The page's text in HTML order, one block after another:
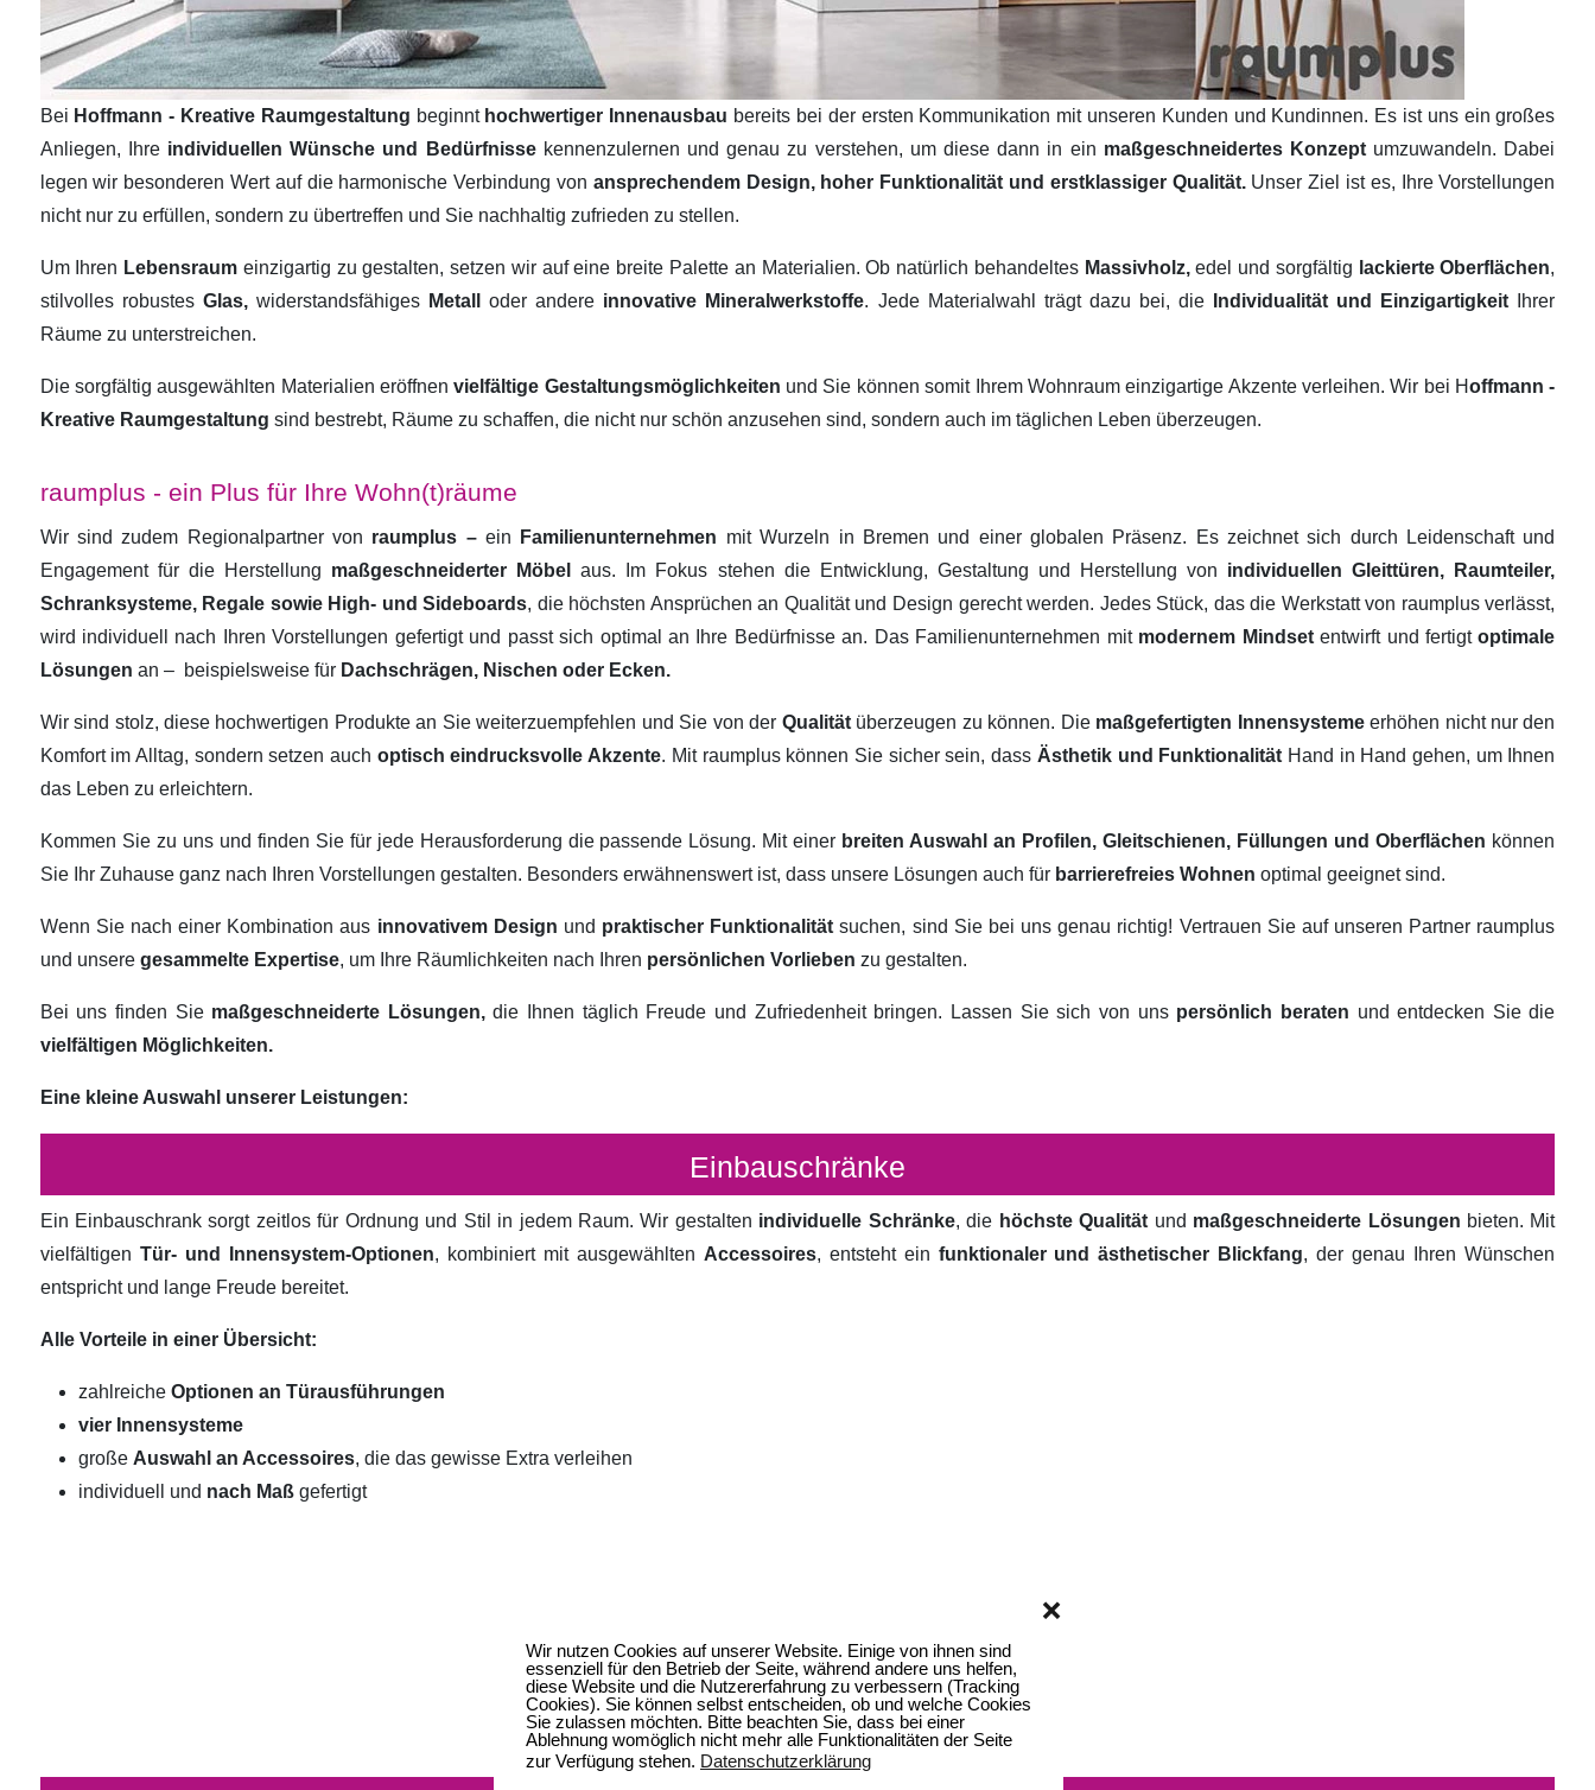
Wir nutzen Cookies auf unserer Website. Einige von ihnen sind
essenziell für den Betrieb der Seite, während andere uns helfen,
diese Website und die Nutzererfahrung zu verbessern (Tracking
Cookies). Sie können selbst entscheiden, ob und welche Cookies
Sie zulassen möchten. Bitte beachten Sie, dass bei einer
Ablehnung womöglich nicht mehr alle Funktionalitäten der Seite
zur Verfügung stehen. Datenschutzerklärung
❌
Bei Hoffmann - Kreative Raumgestaltung beginnt hochwertiger Innenausbau bereits bei der ersten Kommunikation mit unseren Kunden und Kundinnen. Es ist uns ein großes
Anliegen, Ihre individuellen Wünsche und Bedürfnisse kennenzulernen und genau zu verstehen, um diese dann in ein maßgeschneidertes Konzept umzuwandeln. Dabei
legen wir besonderen Wert auf die harmonische Verbindung von ansprechendem Design, hoher Funktionalität und erstklassiger Qualität.Unser Ziel ist es, Ihre Vorstellungen
nicht nur zu erfüllen, sondern zu übertreffen und Sie nachhaltig zufrieden zu stellen.
Um Ihren Lebensraum einzigartig zu gestalten, setzen wir auf eine breite Palette an Materialien. Ob natürlich behandeltes Massivholz,edel und sorgfältig lackierte Oberflächen,
stilvolles robustes Glas,widerstandsfähiges Metalloder andere innovative Mineralwerkstoffe. Jede Materialwahl trägt dazu bei, die Individualität und Einzigartigkeit
Ihrer
Räume zu unterstreichen.
Die sorgfältig ausgewählten Materialien eröffnenvielfältige Gestaltungsmöglichkeiten und Sie können somit Ihrem Wohnraum einzigartige Akzente verleihen. Wir bei Hoffmann -
Kreative Raumgestaltung sind bestrebt, Räume zu schaffen, die nicht nur schön anzusehen sind, sondern auch im täglichen Leben überzeugen.
raumplus - ein Plus für Ihre Wohn(t)räume
Wir sind zudem Regionalpartner von raumplus –ein Familienunternehmen mit Wurzeln in Bremen und einer globalen Präsenz. Es zeichnet sich durch Leidenschaft und
Engagement für die Herstellung maßgeschneiderter Möbelaus. Im Fokus stehen die Entwicklung, Gestaltung und Herstellung von individuellen Gleittüren, Raumteiler,
Schranksysteme, Regale sowie High- und Sideboards, die höchsten Ansprüchen an Qualität und Design gerecht werden. Jedes Stück, das die Werkstatt von raumplus verlässt,
wird individuell nach Ihren Vorstellungen gefertigt und passt sich optimal an Ihre Bedürfnisse an. Das Familienunternehmen mit modernem Mindsetentwirft und fertigtoptimale
Lösungen an – beispielsweise für Dachschrägen, Nischen oder Ecken.
Wir sind stolz, diese hochwertigen Produkte an Sie weiterzuempfehlen und Sie von der Qualität überzeugen zu können. Die maßgefertigten Innensystemeerhöhen nicht nur den
Komfort im Alltag, sondern setzen auch optisch eindrucksvolle Akzente. Mit raumplus können Sie sicher sein, dass Ästhetik und Funktionalität Hand in Hand gehen, um Ihnen
das Leben zu erleichtern.
Kommen Sie zu uns und finden Sie für jede Herausforderung die passende Lösung. Mit einer breiten Auswahl an Profilen, Gleitschienen, Füllungen und Oberflächen können
Sie Ihr Zuhause ganz nach Ihren Vorstellungen gestalten. Besonders erwähnenswert ist, dass unsere Lösungen auch für barrierefreies Wohnen optimal geeignet sind.
Wenn Sie nach einer Kombination aus innovativem Design und praktischer Funktionalitätsuchen, sind Sie bei uns genau richtig! Vertrauen Sie auf unseren Partner raumplus
und unsere gesammelte Expertise, um Ihre Räumlichkeiten nach Ihren persönlichen Vorlieben zu gestalten.
Bei uns finden Sie maßgeschneiderte Lösungen,die Ihnen täglich Freude und Zufriedenheit bringen. Lassen Sie sich von uns persönlich beraten und entdecken Sie die
vielfältigen Möglichkeiten.
Eine kleine Auswahl unserer Leistungen:
Einbauschränke
Ein Einbauschrank sorgt zeitlos für Ordnung und Stil in jedem Raum. Wir gestalten individuelle Schränke, die höchste Qualität und maßgeschneiderte Lösungen bieten. Mit
vielfältigen Tür- und Innensystem-Optionen, kombiniert mit ausgewählten Accessoires, entsteht ein funktionaler und ästhetischer Blickfang, der genau Ihren Wünschen
entspricht und lange Freude bereitet.
Alle Vorteile in einer Übersicht:
zahlreiche Optionen an Türausführungen
vier Innensysteme
große Auswahl an Accessoires, die das gewisse Extra verleihen
individuell und nach Maß gefertigt